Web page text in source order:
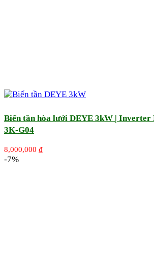
Biến tần hòa lưới DEYE 3kW | Inverter
3K-G04
8,000,000 ₫
-7%